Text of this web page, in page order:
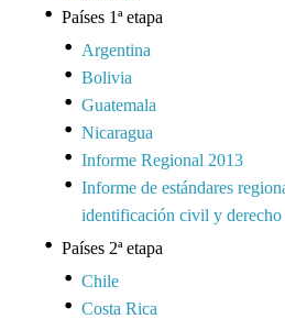
Países 1ª etapa
Argentina
Bolivia
Guatemala
Nicaragua
Informe Regional 2013
Informe de estándares
identificación civil y
Países 2ª etapa
Chile
Costa Rica